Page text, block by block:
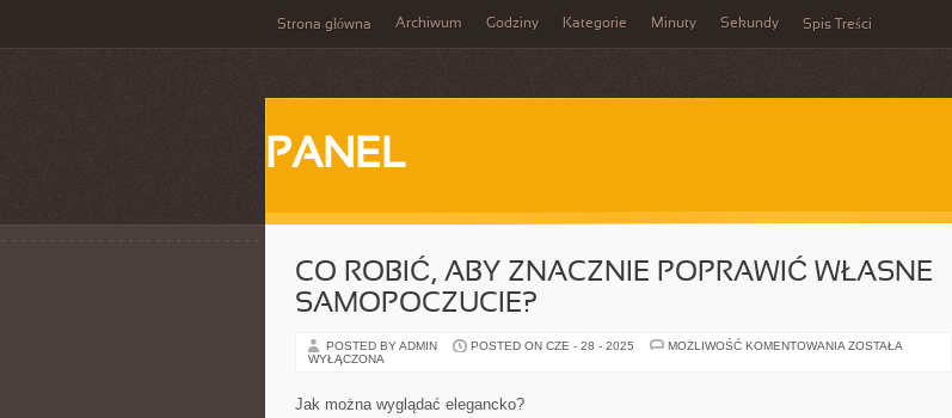
Strona główna Archiwum Godziny Kategorie Minuty Sekundy Spis Treści
PANEL
CO ROBIĆ, ABY ZNACZNIE POPRAWIĆ WŁASNE
SAMOPOCZUCIE?
POSTED BY ADMIN POSTED ON CZE - 28 - 2025 MOŻLIWOŚĆ KOMENTOWANIA CO
ZOSTAŁA
WYŁĄCZONA
Jak można wyglądać elegancko?